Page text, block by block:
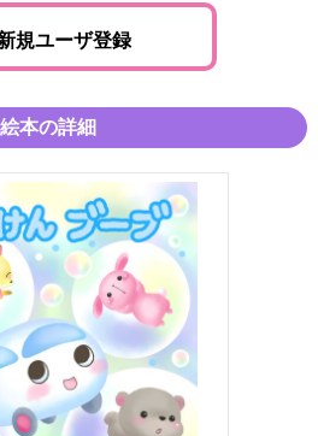
規ユーザ登録
絵本の詳細